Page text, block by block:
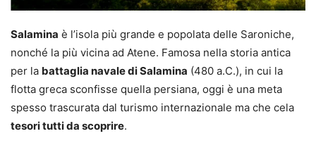
Salamina è l’isola più grande e popolata delle Saroniche,
nonché la più vicina ad Atene. Famosa nella storia antica
per la battaglia navale di Salamina (480 a.C.), in cui la
flotta greca sconfisse quella persiana, oggi è una meta
spesso trascurata dal turismo internazionale ma che cela
tesori tutti da scoprire.